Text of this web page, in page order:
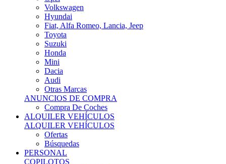
Volkswagen
Hyundai
Fiat, Alfa Romeo, Lancia, Jeep
Toyota
Suzuki
Honda
Mini
Dacia
Audi
Otras Marcas
ANUNCIOS DE COMPRA
Compra De Coches
ALQUILER VEHÍCULOS
ALQUILER VEHÍCULOS
Ofertas
Búsquedas
PERSONAL
COPILOTOS